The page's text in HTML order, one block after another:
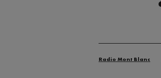
Radio Mont Blanc